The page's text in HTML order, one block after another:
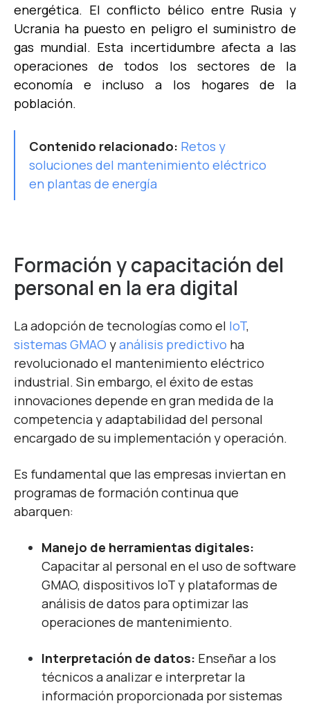
energética. El conflicto bélico entre Rusia y
Ucrania ha puesto en peligro el suministro de
gas mundial. Esta incertidumbre afecta a las
operaciones de todos los sectores de la
economía e incluso a los hogares de la
población.
Contenido relacionado: Retos y
soluciones del mantenimiento eléctrico
en plantas de energía
Formación y capacitación del
personal en la era digital
La adopción de tecnologías como el IoT,
sistemas GMAO yanálisis predictivo ha
revolucionado el mantenimiento eléctrico
industrial. Sin embargo, el éxito de estas
innovaciones depende en gran medida de la
competencia y adaptabilidad del personal
encargado de su implementación y operación.
Es fundamental que las empresas inviertan en
programas de formación continua que
abarquen:
Manejo de herramientas digitales:
Capacitar al personal en el uso de software
GMAO, dispositivos IoT y plataformas de
análisis de datos para optimizar las
operaciones de mantenimiento.
Interpretación de datos: Enseñar a los
técnicos a analizar e interpretar la
información proporcionada por sistemas